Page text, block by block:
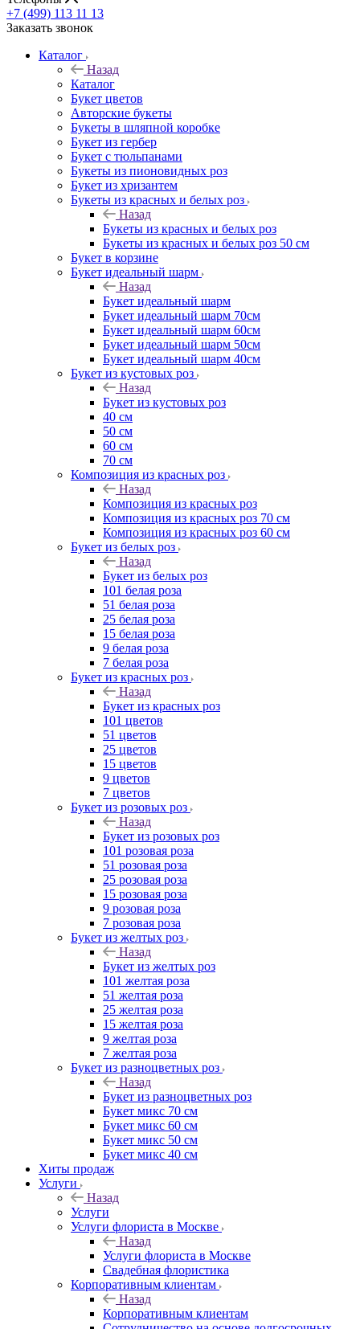
+7 (499) 113 11 13
Заказать звонок
Каталог
Назад
Каталог
Букет цветов
Авторские букеты
Букеты в шляпной коробке
Букет из гербер
Букет с тюльпанами
Букеты из пионовидных роз
Букет из хризантем
Букеты из красных и белых роз
Назад
Букеты из красных и белых роз
Букеты из красных и белых роз 50 см
Букет в корзине
Букет идеальный шарм
Назад
Букет идеальный шарм
Букет идеальный шарм 70см
Букет идеальный шарм 60см
Букет идеальный шарм 50см
Букет идеальный шарм 40см
Букет из кустовых роз
Назад
Букет из кустовых роз
40 см
50 см
60 см
70 см
Композиция из красных роз
Назад
Композиция из красных роз
Композиция из красных роз 70 см
Композиция из красных роз 60 см
Букет из белых роз
Назад
Букет из белых роз
101 белая роза
51 белая роза
25 белая роза
15 белая роза
9 белая роза
7 белая роза
Букет из красных роз
Назад
Букет из красных роз
101 цветов
51 цветов
25 цветов
15 цветов
9 цветов
7 цветов
Букет из розовых роз
Назад
Букет из розовых роз
101 розовая роза
51 розовая роза
25 розовая роза
15 розовая роза
9 розовая роза
7 розовая роза
Букет из желтых роз
Назад
Букет из желтых роз
101 желтая роза
51 желтая роза
25 желтая роза
15 желтая роза
9 желтая роза
7 желтая роза
Букет из разноцветных роз
Назад
Букет из разноцветных роз
Букет микс 70 см
Букет микс 60 см
Букет микс 50 см
Букет микс 40 см
Хиты продаж
Услуги
Назад
Услуги
Услуги флориста в Москве
Назад
Услуги флориста в Москве
Свадебная флористика
Корпоративным клиентам
Назад
Корпоративным клиентам